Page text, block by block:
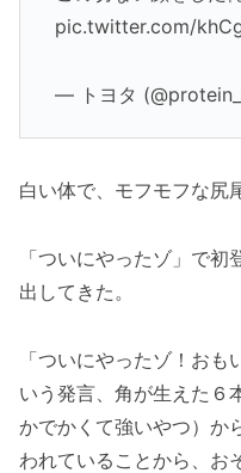
pic.twitter.com/
— トヨタ
白い体で、モフモフな尻
「ついにやったゾ」で
出してきた。
「ついにやったゾ！お
いう発言、角が生えた６
かでかくて強いやつ）か
われていることから、お